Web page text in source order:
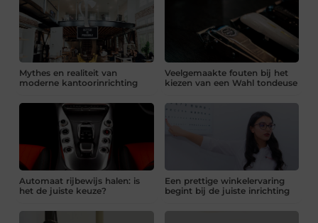
Mythes en realiteit van
moderne kantoorinrichting
Veelgemaakte fouten bij het
kiezen van een Wahl tondeuse
Automaat rijbewijs halen: is
het de juiste keuze?
Een prettige winkelervaring
begint bij de juiste inrichting